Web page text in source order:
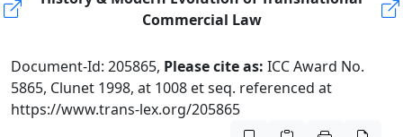
Commercial Law
Document-Id: 205865, Please cite as: ICC Award No.
5865, Clunet 1998, at 1008 et seq. referenced at
https://www.trans-lex.org/205865